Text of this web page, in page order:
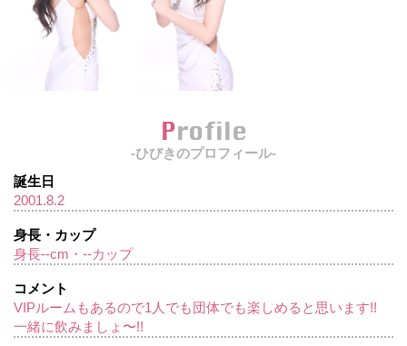
Profile
-ひびきのプロフィール-
誕生日
2001.8.2
身長・カップ
身長--cm・--カップ
コメント
VIPルームもあるので1人でも団体でも楽しめると思います!!
一緒に飲みましょ〜!!